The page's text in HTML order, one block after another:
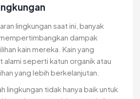
lingkungan saat ini, banyak
dampak
kain mereka. Kain yang
alami seperti katun organik atau
yang lebih berkelanjutan.
lingkungan tidak hanya baik untuk